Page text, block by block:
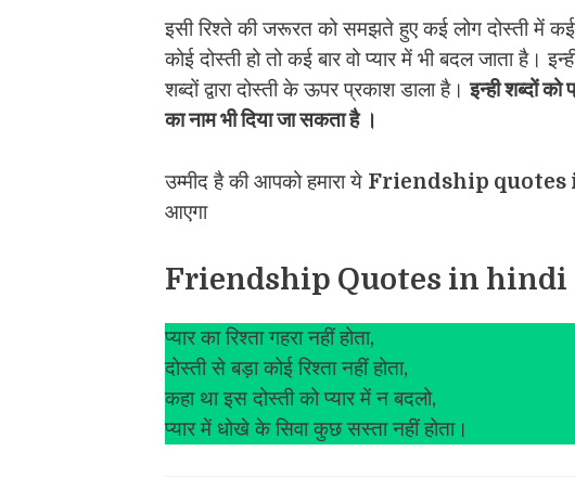
इसी रिश्ते की जरूरत को समझते हुए कई लोग दोस्ती में
कोई दोस्ती हो तो कई बार वो प्यार में भी बदल जाता
शब्दों द्वारा दोस्ती के ऊपर प्रकाश डाला है।इन्ही शब्दों
का नाम भी दिया जा सकता है ।
उम्मीद है की आपको हमारा ये Friendship
आएगा
Friendship Quotes in hindi
प्यार का रिश्ता गहरा नहीं होता,
दोस्ती से बड़ा कोई रिश्ता नहीं होता,
कहा था इस दोस्ती को प्यार में न बदलो,
प्यार में धोखे के सिवा कुछ सस्ता नहीं होता।